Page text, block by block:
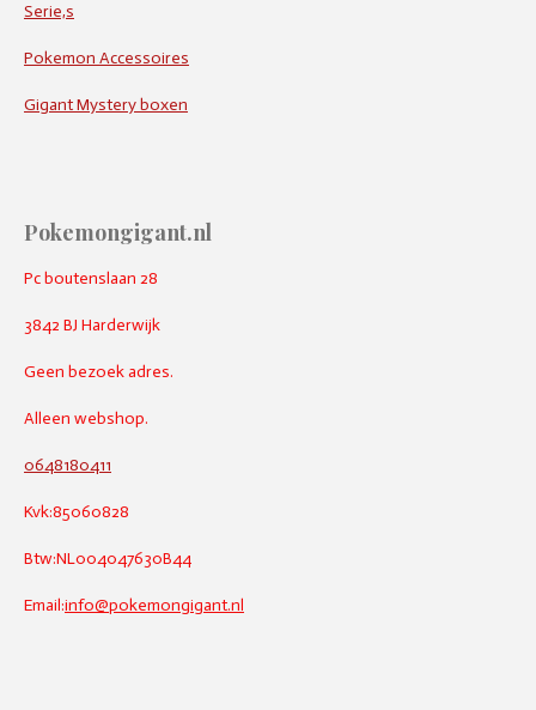
Serie,s
Pokemon Accessoires
Gigant Mystery boxen
Pokemongigant.nl
Pc boutenslaan 28
3842 BJ Harderwijk
Geen bezoek adres.
Alleen webshop.
0648180411
Kvk:85060828
Btw:NL004047630B44
Email:info@pokemongigant.nl